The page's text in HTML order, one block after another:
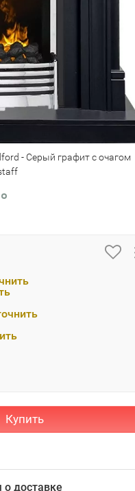
- Серый графит с очагом
Купить
доставке